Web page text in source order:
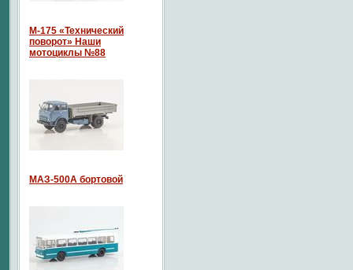
М-175 «Технический
поворот» Наши
мотоциклы №88
МАЗ-500А бортовой